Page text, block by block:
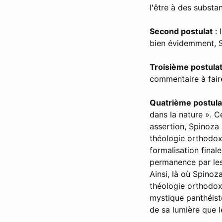
l'être à des
Second postulat :
bien évidemment,
Troisième postulat
commentaire à
Quatrième
dans la nature ».
assertion,
théologie
formalisation
permanence par
Ainsi, là où
théologie
mystique
de sa lumière que